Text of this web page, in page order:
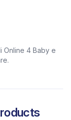
Online 4 Baby e